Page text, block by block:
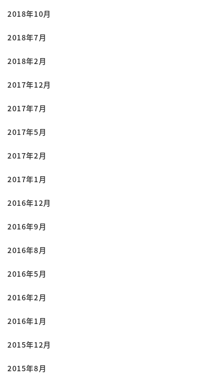
2018年10月
2018年7月
2018年2月
2017年12月
2017年7月
2017年5月
2017年2月
2017年1月
2016年12月
2016年9月
2016年8月
2016年5月
2016年2月
2016年1月
2015年12月
2015年8月